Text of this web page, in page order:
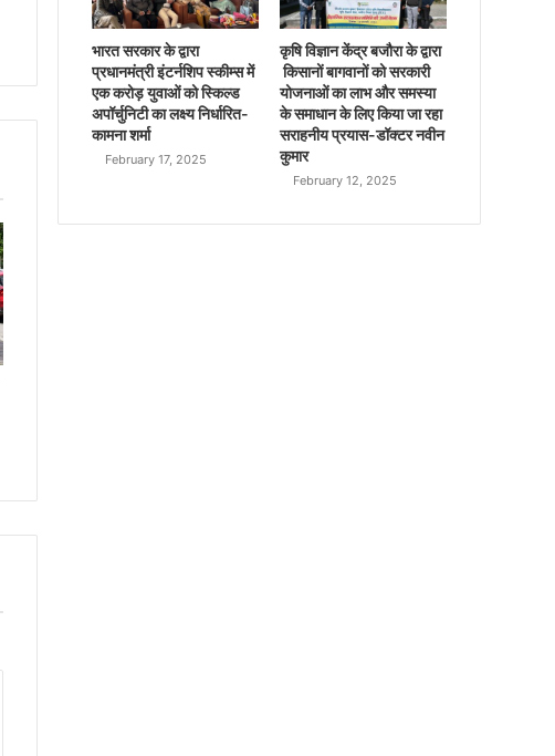
भारत सरकार के द्वारा
प्रधानमंत्री इंटर्नशिप स्कीम्स में
एक करोड़ युवाओं को स्किल्ड
अपॉर्चुनिटी का लक्ष्य निर्धारित-
कामना शर्मा
February 17, 2025
कृषि विज्ञान केंद्र बजौरा के द्वारा
किसानों बागवानों को सरकारी
योजनाओं का लाभ और समस्या
के समाधान के लिए किया जा रहा
सराहनीय प्रयास-डॉक्टर नवीन
कुमार
February 12, 2025